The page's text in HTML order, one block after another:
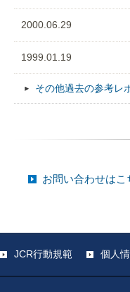
2000.06.29
1999.01.19
その他過去の参考レ
お問い合わせはこ
JCR行動規範 個人